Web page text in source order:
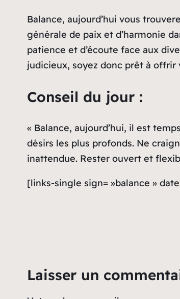
Balance, aujourd’hui vous
générale de paix et d’harmonie
patience et d’écoute face aux
judicieux, soyez donc prêt à
Conseil du jour :
« Balance, aujourd’hui, il est
désirs les plus profonds. Ne
inattendue. Rester ouvert et
[links-single sign= »balance »
Laisser un